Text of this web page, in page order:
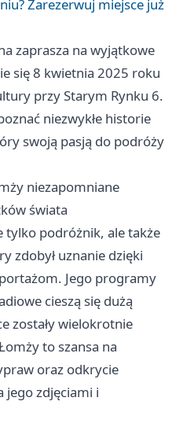
Zarezerwuj miejsce już
zaprasza na wyjątkowe
się 8 kwietnia 2025 roku
przy Starym Rynku 6.
niezwykłe historie
swoją pasją do podróży
niezapomniane
świata
tylko podróżnik, ale także
zdobył uznanie dzięki
Jego programy
cieszą się dużą
zostały wielokrotnie
to szansa na
oraz odkrycie
jego zdjęciami i